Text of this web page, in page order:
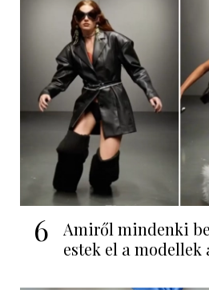
6
Amiről mindenki
estek el a modellek